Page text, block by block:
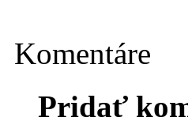
Komentáre
Pridať